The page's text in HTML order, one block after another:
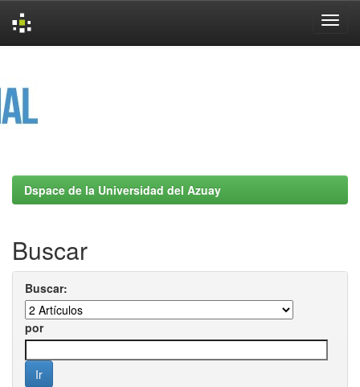
Dspace de la Universidad del Azuay
Buscar
Buscar:
por